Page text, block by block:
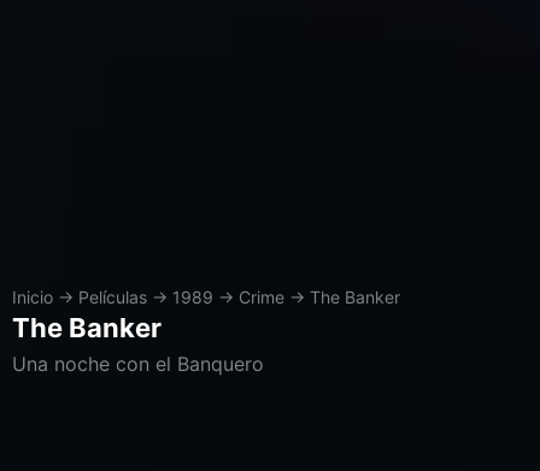
Inicio → Películas → 1989 → Crime → The Banker
The Banker
Una noche con el Banquero